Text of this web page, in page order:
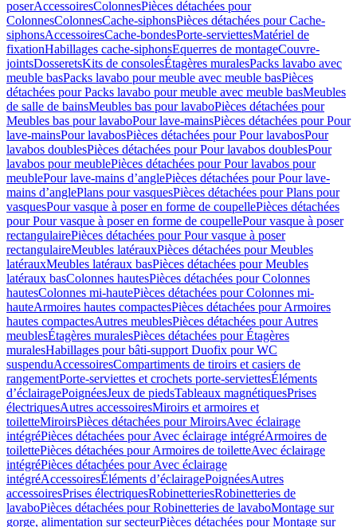
poserAccessoiresColonnesPièces détachées pour
ColonnesColonnesCache-siphonsPièces détachées pour Cache-
siphonsAccessoiresCache-bondesPorte-serviettesMatériel de
fixationHabillages cache-siphonsEquerres de montageCouvre-
jointsDosseretsKits de consolesÉtagères muralesPacks lavabo avec
meuble basPacks lavabo pour meuble avec meuble basPièces
détachées pour Packs lavabo pour meuble avec meuble basMeubles
de salle de bainsMeubles bas pour lavaboPièces détachées pour
Meubles bas pour lavaboPour lave-mainsPièces détachées pour Pour
lave-mainsPour lavabosPièces détachées pour Pour lavabosPour
lavabos doublesPièces détachées pour Pour lavabos doublesPour
lavabos pour meublePièces détachées pour Pour lavabos pour
meublePour lave-mains d’anglePièces détachées pour Pour lave-
mains d’anglePlans pour vasquesPièces détachées pour Plans pour
vasquesPour vasque à poser en forme de coupellePièces détachées
pour Pour vasque à poser en forme de coupellePour vasque à poser
rectangulairePièces détachées pour Pour vasque à poser
rectangulaireMeubles latérauxPièces détachées pour Meubles
latérauxMeubles latéraux basPièces détachées pour Meubles
latéraux basColonnes hautesPièces détachées pour Colonnes
hautesColonnes mi-hautePièces détachées pour Colonnes mi-
hauteArmoires hautes compactesPièces détachées pour Armoires
hautes compactesAutres meublesPièces détachées pour Autres
meublesÉtagères muralesPièces détachées pour Étagères
muralesHabillages pour bâti-support Duofix pour WC
suspenduAccessoiresCompartiments de tiroirs et casiers de
rangementPorte-serviettes et crochets porte-serviettesÉléments
d’éclairagePoignéesJeux de piedsTableaux magnétiquesPrises
électriquesAutres accessoiresMiroirs et armoires et
toiletteMiroirsPièces détachées pour MiroirsAvec éclairage
intégréPièces détachées pour Avec éclairage intégréArmoires de
toilettePièces détachées pour Armoires de toiletteAvec éclairage
intégréPièces détachées pour Avec éclairage
intégréAccessoiresÉléments d’éclairagePoignéesAutres
accessoiresPrises électriquesRobinetteriesRobinetteries de
lavaboPièces détachées pour Robinetteries de lavaboMontage sur
gorge, alimentation sur secteurPièces détachées pour Montage sur